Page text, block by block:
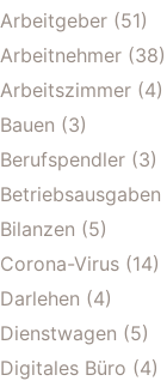
Arbeitgeber (51)
Arbeitnehmer (38)
Arbeitszimmer (4)
Bauen (3)
Berufspendler (3)
Betriebsausgaben
Bilanzen (5)
Corona-Virus (14)
Darlehen (4)
Dienstwagen (5)
Digitales Büro (4)